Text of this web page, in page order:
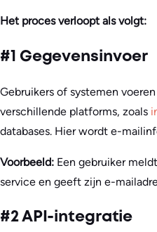
Het proces verloopt als volgt:
#1 Gegevensinvoer
Gebruikers of systemen
verschillende platforms, zoals
databases. Hier wordt e-
Voorbeeld: Een gebruiker
service en geeft zijn e-
#2 API-integratie